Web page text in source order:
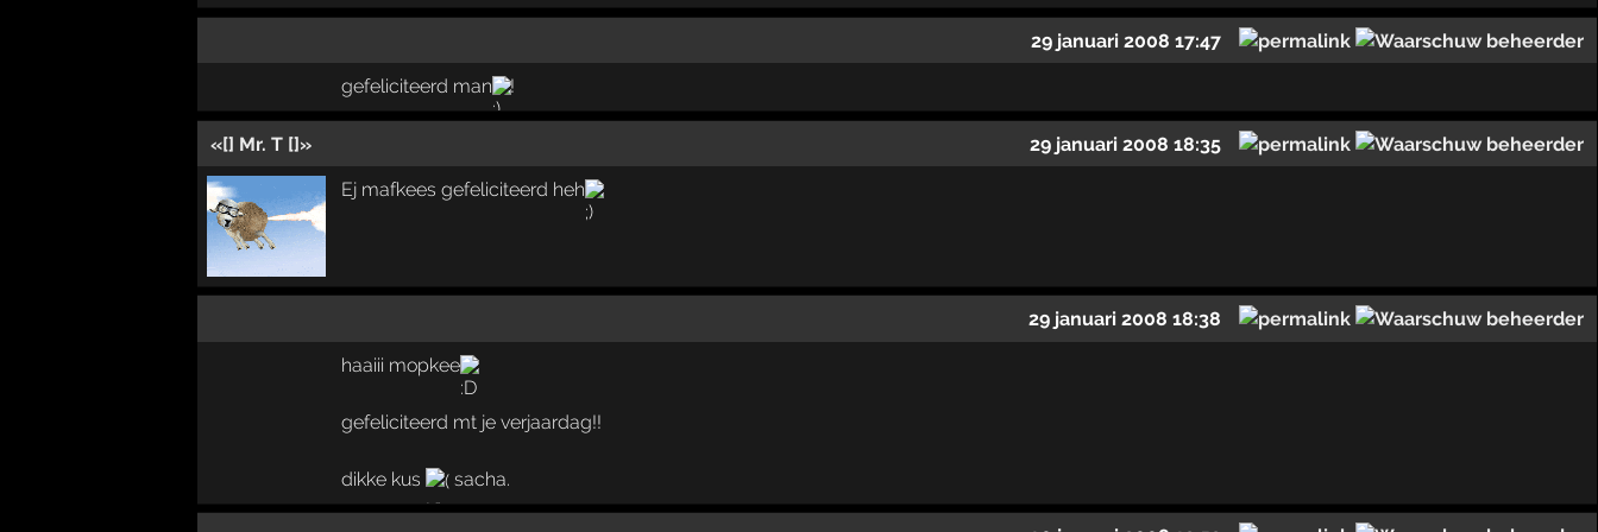
29 januari 2008 17:47
gefeliciteerd man !
«[] Mr. T []» 29 januari 2008 18:35
Ej mafkees gefeliciteerd heh
29 januari 2008 18:38
haaiii mopkee
gefeliciteerd mt je verjaardag!!
dikke kus sacha.